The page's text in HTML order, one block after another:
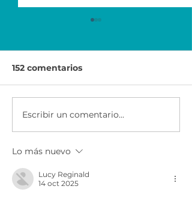
Foro Internacional de
Emprendedores 2021 |
152 comentarios
Escribir un comentario...
Lo más nuevo
Lucy Reginald
14 oct 2025